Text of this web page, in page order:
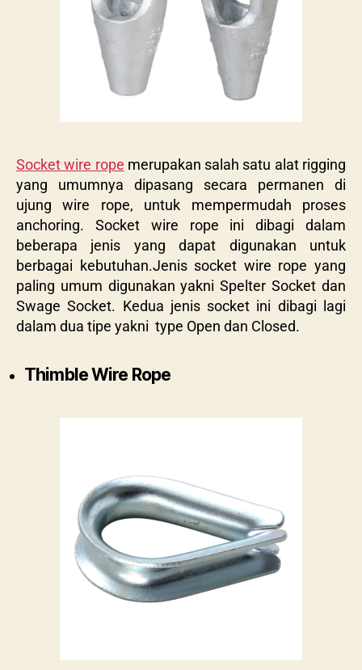
Socket wire rope merupakan salah satu alat rigging
yang umumnya dipasang secara permanen di
ujung wire rope, untuk mempermudah proses
anchoring. Socket wire rope ini dibagi dalam
beberapa jenis yang dapat digunakan untuk
berbagai kebutuhan.Jenis socket wire rope yang
paling umum digunakan yakni Spelter Socket dan
Swage Socket. Kedua jenis socket ini dibagi lagi
dalam dua tipe yakni type Open dan Closed.
Thimble Wire Rope